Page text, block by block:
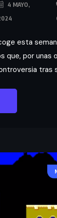
4 MAYO,
esta
que, por unas
tras